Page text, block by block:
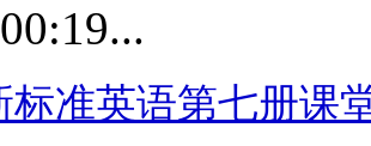
标准英语第七册课